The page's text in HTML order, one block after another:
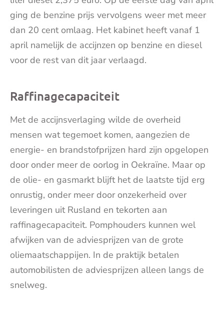
ging de benzine prijs vervolgens weer met meer
dan 20 cent omlaag. Het kabinet heeft vanaf 1
april namelijk de accijnzen op benzine en diesel
voor de rest van dit jaar verlaagd.
Raffinagecapaciteit
Met de accijnsverlaging wilde de overheid
mensen wat tegemoet komen, aangezien de
energie- en brandstofprijzen hard zijn opgelopen
door onder meer de oorlog in Oekraïne. Maar op
de olie- en gasmarkt blijft het de laatste tijd erg
onrustig, onder meer door onzekerheid over
leveringen uit Rusland en tekorten aan
raffinagecapaciteit. Pomphouders kunnen wel
afwijken van de adviesprijzen van de grote
oliemaatschappijen. In de praktijk betalen
automobilisten de adviesprijzen alleen langs de
snelweg.